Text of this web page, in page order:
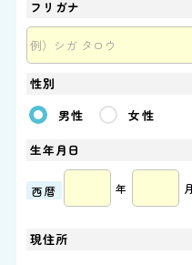
フリガナ
性別
男性
女性
生年月日
西暦 年 月
現住所